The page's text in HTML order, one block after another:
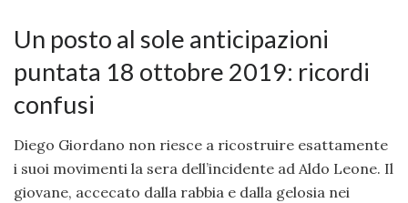
Un posto al sole anticipazioni
puntata 18 ottobre 2019: ricordi
confusi
Diego Giordano non riesce a ricostruire esattamente
i suoi movimenti la sera dell’incidente ad Aldo Leone. Il
giovane, accecato dalla rabbia e dalla gelosia nei